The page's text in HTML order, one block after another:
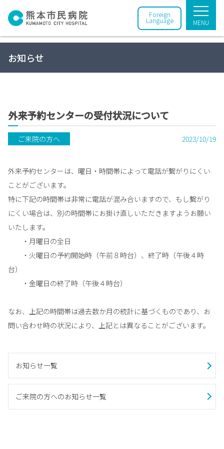
Foreign
Language MENU
お知らせ
外来予約センターの受付状況について
ご来院の方へ 2023/10/19
外来予約センターは、曜日・時間帯によって電話が繋がりにくい
ことがございます。
特に下記の時間帯は非常に電話が混み合いますので、もし繋がり
にくい場合は、別の時間帯にお掛け直しいただきますようお願い
いたします。
・月曜日の全日
・火曜日の予約開始時（午前８時台）、終了時（午後４時
台）
・金曜日の終了時（午後４時台）
なお、上記の時間帯は過去数か月の統計に基づくものであり、お
問い合わせ時の状況により、上記とは異なることがございます。
お知らせ一覧
ご来院の方へのお知らせ一覧